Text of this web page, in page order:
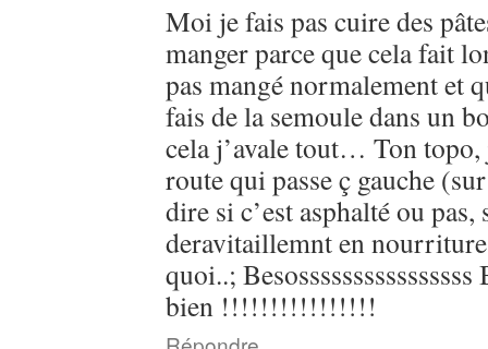
Moi je fais pas cuire des
manger parce que cela fait
pas mangé normalement et
fais de la semoule dans un
cela j’avale tout… Ton topo,
route qui passe ç gauche
dire si c’est asphalté ou
deravitaillemnt en
quoi..;
bien !!!!!!!!!!!!!!!!